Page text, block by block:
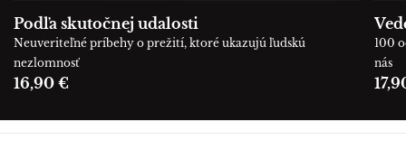
Podľa skutočnej udalosti
Neuveriteľné príbehy o prežití, ktoré ukazujú ľudskú
nezlomnosť
16,90 €
100
nás